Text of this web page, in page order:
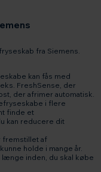
fra Siemens.
kan fås med
FreshSense, der
der afrimer automatisk.
i flere
finde et
kan reducere dit
fremstillet af
holde i mange år.
inden, du skal købe